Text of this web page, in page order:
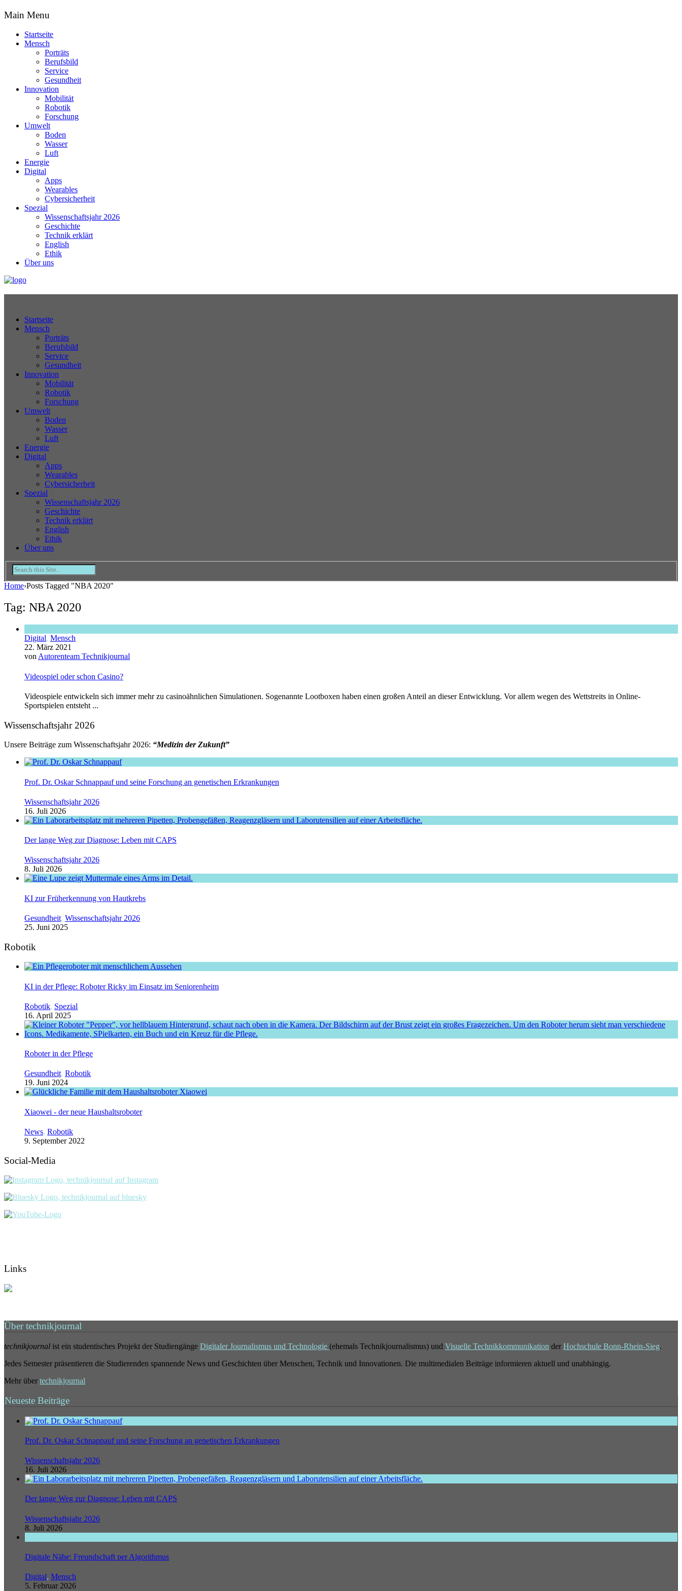
Main Menu
Startseite
Mensch
Porträts
Berufsbild
Service
Gesundheit
Innovation
Mobilität
Robotik
Forschung
Umwelt
Boden
Wasser
Luft
Energie
Digital
Apps
Wearables
Cybersicherheit
Spezial
Wissenschaftsjahr 2026
Geschichte
Technik erklärt
English
Ethik
Über uns
Startseite
Mensch
Porträts
Berufsbild
Service
Gesundheit
Innovation
Mobilität
Robotik
Forschung
Umwelt
Boden
Wasser
Luft
Energie
Digital
Apps
Wearables
Cybersicherheit
Spezial
Wissenschaftsjahr 2026
Geschichte
Technik erklärt
English
Ethik
Über uns
Home›Posts Tagged "NBA 2020"
Tag: NBA 2020
Digital, Mensch
22. März 2021
von Autorenteam Technikjournal
Videospiel oder schon Casino?
Videospiele entwickeln sich immer mehr zu casinoähnlichen Simulationen. Sogenannte Lootboxen haben einen großen Anteil an dieser Entwicklung. Vor allem wegen des Wettstreits in Online-
Sportspielen entsteht ...
Wissenschaftsjahr 2026
Unsere Beiträge zum Wissenschaftsjahr 2026: “Medizin der Zukunft”
Prof. Dr. Oskar Schnappauf und seine Forschung an genetischen Erkrankungen
Wissenschaftsjahr 2026
16. Juli 2026
Der lange Weg zur Diagnose: Leben mit CAPS
Wissenschaftsjahr 2026
8. Juli 2026
KI zur Früherkennung von Hautkrebs
Gesundheit, Wissenschaftsjahr 2026
25. Juni 2025
Robotik
KI in der Pflege: Roboter Ricky im Einsatz im Seniorenheim
Robotik, Spezial
16. April 2025
Roboter in der Pflege
Gesundheit, Robotik
19. Juni 2024
Xiaowei - der neue Haushaltsroboter
News, Robotik
9. September 2022
Social-Media
Links
Über technikjournal
technikjournal ist ein studentisches Projekt der Studiengänge Digitaler Journalismus und Technologie (ehemals Technikjournalismus) und Visuelle Technikkommunikation der Hochschule Bonn-Rhein-Sieg.
Jedes Semester präsentieren die Studierenden spannende News und Geschichten über Menschen, Technik und Innovationen. Die multimedialen Beiträge informieren aktuell und unabhängig.
Mehr über technikjournal
Neueste Beiträge
Prof. Dr. Oskar Schnappauf und seine Forschung an genetischen Erkrankungen
Wissenschaftsjahr 2026
16. Juli 2026
Der lange Weg zur Diagnose: Leben mit CAPS
Wissenschaftsjahr 2026
8. Juli 2026
Digitale Nähe: Freundschaft per Algorithmus
Digital, Mensch
5. Februar 2026